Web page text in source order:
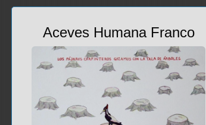
Aceves Humana Franco